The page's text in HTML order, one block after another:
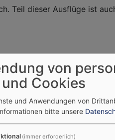
Teil dieser Ausflüge ist
von
Cookies
und Anwendungen von
bitte unsere
(immer erforderlich)